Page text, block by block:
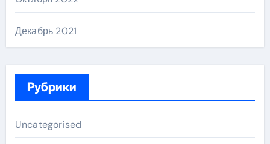
Декабрь 2021
Рубрики
Uncategorised